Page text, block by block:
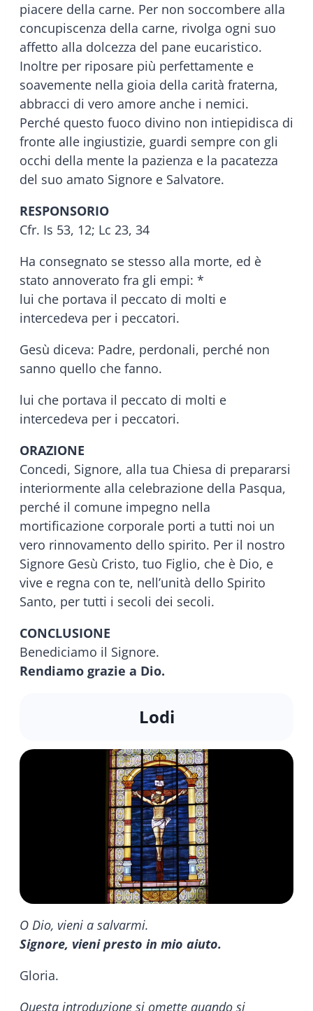
piacere della carne. Per non soccombere alla
concupiscenza della carne, rivolga ogni suo
affetto alla dolcezza del pane eucaristico.
Inoltre per riposare più perfettamente e
soavemente nella gioia della carità fraterna,
abbracci di vero amore anche i nemici.
Perché questo fuoco divino non intiepidisca di
fronte alle ingiustizie, guardi sempre con gli
occhi della mente la pazienza e la pacatezza
del suo amato Signore e Salvatore.
RESPONSORIO
Cfr. Is 53, 12; Lc 23, 34
Ha consegnato se stesso alla morte, ed è
stato annoverato fra gli empi: *
lui che portava il peccato di molti e
intercedeva per i peccatori.
Gesù diceva: Padre, perdonali, perché non
sanno quello che fanno.
lui che portava il peccato di molti e
intercedeva per i peccatori.
ORAZIONE
Concedi, Signore, alla tua Chiesa di prepararsi
interiormente alla celebrazione della Pasqua,
perché il comune impegno nella
mortificazione corporale porti a tutti noi un
vero rinnovamento dello spirito. Per il nostro
Signore Gesù Cristo, tuo Figlio, che è Dio, e
vive e regna con te, nell’unità dello Spirito
Santo, per tutti i secoli dei secoli.
CONCLUSIONE
Benediciamo il Signore.
Rendiamo grazie a Dio.
Lodi
O Dio, vieni a salvarmi.
Signore, vieni presto in mio aiuto.
Gloria.
Questa introduzione si omette quando si